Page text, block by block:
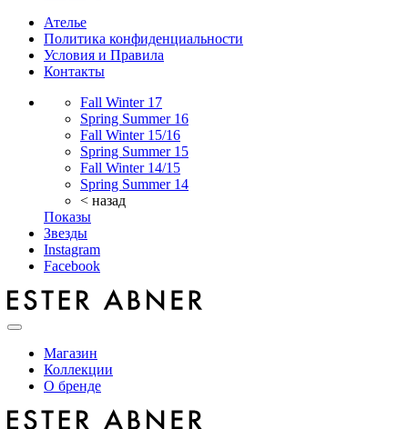
Ателье
Политика конфиденциальности
Условия и Правила
Контакты
Fall Winter 17
Spring Summer 16
Fall Winter 15/16
Spring Summer 15
Fall Winter 14/15
Spring Summer 14
< назад
Показы
Звезды
Instagram
Facebook
Магазин
Коллекции
О бренде